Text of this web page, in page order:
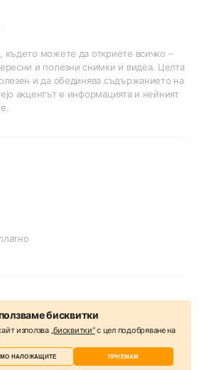
можете да откриете всичко –
и полезни снимки и видеа. Целта
и да обединява съдържанието на
акцентът е информацията и нейният
бисквитки
използва „бисквитки“с цел подобряване на
НАЛОЖАЩИТЕ ПРИЕМАМ